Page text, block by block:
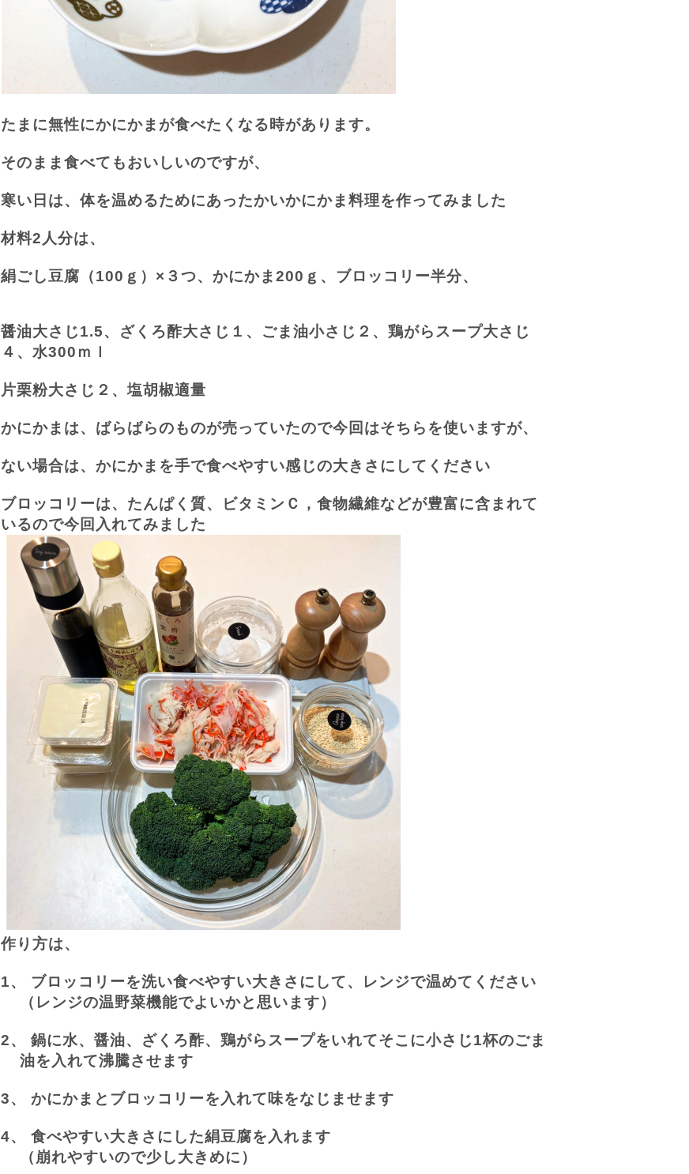
たまに無性にかにかまが食べたくなる時があります。
そのまま食べてもおいしいのですが、
寒い日は、体を温めるためにあったかいかにかま料理を作ってみました
材料2 人分は、
絹ごし豆腐（100 ｇ）×３つ、かにかま 200 ｇ、ブロッコリー半分、
醤油大さじ1.5、ざくろ酢大さじ１、ごま油小さじ２、鶏がらスープ大さじ
４、水300 ｍｌ
片栗粉大さじ２、塩胡椒適量
かにかまは、ばらばらのものが売っていたので今回はそちらを使いますが、
ない場合は、かにかまを手で食べやすい感じの大きさにしてください
ブロッコリーは、たんぱく質、ビタミンＣ，食物繊維などが豊富に含まれて
いるので今回入れてみました
作り方は、
1、
ブロッコリーを洗い食べやすい大きさにして、レンジで温めてください
（レンジの温野菜機能でよいかと思います）
2、 鍋に水、醤油、ざくろ酢、鶏がらスープをいれてそこに小さじ1杯のごま
油を入れて沸騰させます
3、 かにかまとブロッコリーを入れて味をなじませます
4、
食べやすい大きさにした絹豆腐を入れます
（崩れやすいので少し大きめに）